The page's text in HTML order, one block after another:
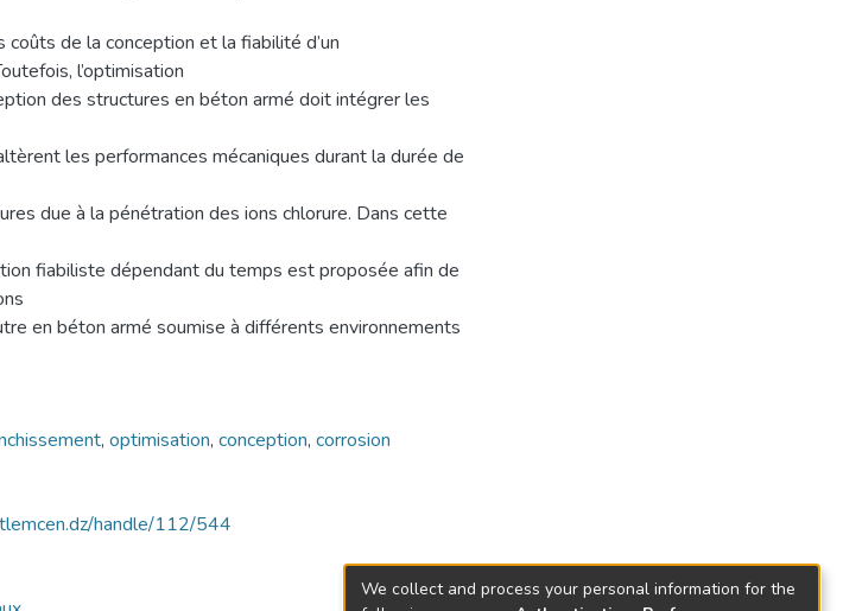
de la conception et la fiabilité d’un
l’optimisation
des structures en béton armé doit intégrer les
les performances mécaniques durant la durée de
due à la pénétration des ions chlorure. Dans cette
fiabiliste dépendant du temps est proposée afin de
en béton armé soumise à différents environnements
, optimisation, conception, corrosion
handle/112/544
We collect and process your personal information for the